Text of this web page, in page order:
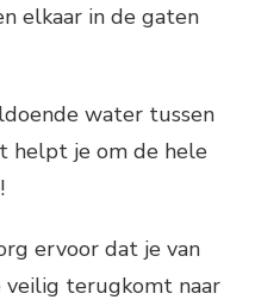
elkaar in de gaten
water tussen
helpt je om de hele
ervoor dat je van
terugkomt naar